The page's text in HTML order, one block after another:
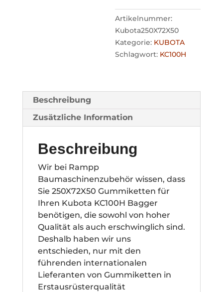
Artikelnummer:
Kubota250X72X50
Kategorie: KUBOTA
Schlagwort: KC100H
Beschreibung
Zusätzliche Information
Beschreibung
Wir bei Rampp
Baumaschinenzubehör wissen, dass
Sie 250X72X50 Gummiketten für
Ihren Kubota KC100H Bagger
benötigen, die sowohl von hoher
Qualität als auch erschwinglich sind.
Deshalb haben wir uns
entschieden, nur mit den
führenden internationalen
Lieferanten von Gummiketten in
Erstausrüsterqualität